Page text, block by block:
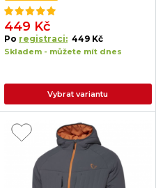
449 Kč
Po registraci: 449 Kč
Skladem - můžete mít dnes
Vybrat variantu